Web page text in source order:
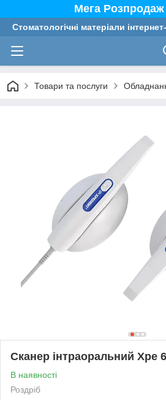
Мега Розпродаж
Стоматологічні матеріали
Товари та послуги
Сканер інтраоральний Xpe
В наявності
Роздріб